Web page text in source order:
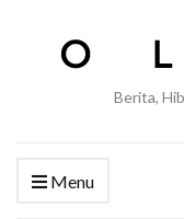
Berita,
Menu